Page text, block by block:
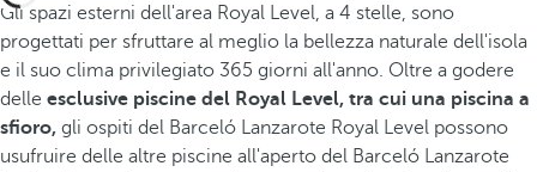
Gli spazi esterni dell'area Royal Level, a 4 stelle, sono
progettati per sfruttare al meglio la bellezza naturale dell'isola
e il suo clima privilegiato 365 giorni all'anno. Oltre a godere
delle esclusive piscine del Royal Level, tra cui una piscina a
sfioro, gli ospiti del Barceló Lanzarote Royal Level possono
usufruire delle altre piscine all'aperto del Barceló Lanzarote